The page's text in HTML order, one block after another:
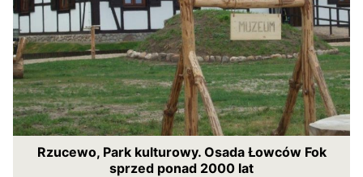
Rzucewo, Park kulturowy. Osada Łowców Fok
sprzed ponad 2000 lat